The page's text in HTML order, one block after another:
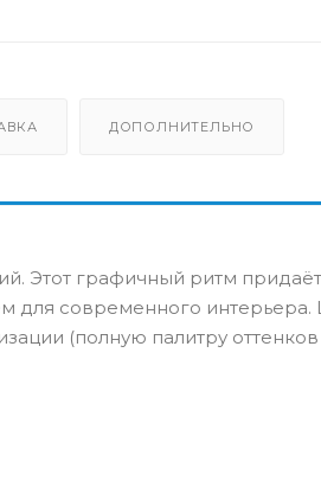
ДОПОЛНИТЕЛЬНО
Этот графичный ритм
для современного
(полную палитру